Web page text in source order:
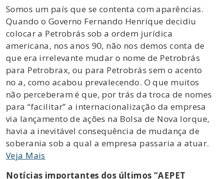
Somos um país que se contenta com aparências.
Quando o Governo Fernando Henrique decidiu
colocar a Petrobrás sob a ordem jurídica
americana, nos anos 90, não nos demos conta de
que era irrelevante mudar o nome de Petrobrás
para Petrobrax, ou para Petrobrás sem o acento
no a, como acabou prevalecendo. O que muitos
não perceberam é que, por trás da troca de nomes
para “facilitar” a internacionalização da empresa
via lançamento de ações na Bolsa de Nova Iorque,
havia a inevitável consequência de mudança de
soberania sob a qual a empresa passaria a atuar.
Veja Mais
Notícias importantes dos últimos “AEPET